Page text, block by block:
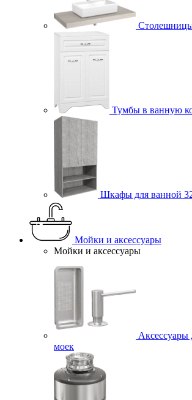
Тумбы в ванную
Шкафы для ванной
Мойки и аксессуары
Мойки и аксессуары
Аксессуары
моек